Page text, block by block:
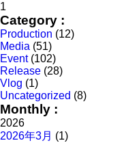
1
Category :
Production (12)
Media (51)
Event(102)
Release(28)
Vlog (1)
Uncategorized (8)
Monthly :
2026
2026年3月 (1)